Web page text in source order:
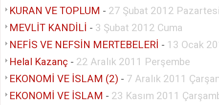
KURAN VE TOPLUM - 27 Şubat 2012
MEVLİT KANDİLİ - 3 Şubat 2012 Cuma
NEFİS VE NEFSİN MERTEBELERİ - 13 Ocak
Helal Kazanç - 22 Aralık 2011 Perşembe
EKONOMİ VE İSLAM (2) - 7 Aralık 2011
EKONOMİ VE İSLAM - 23 Kasım 2011